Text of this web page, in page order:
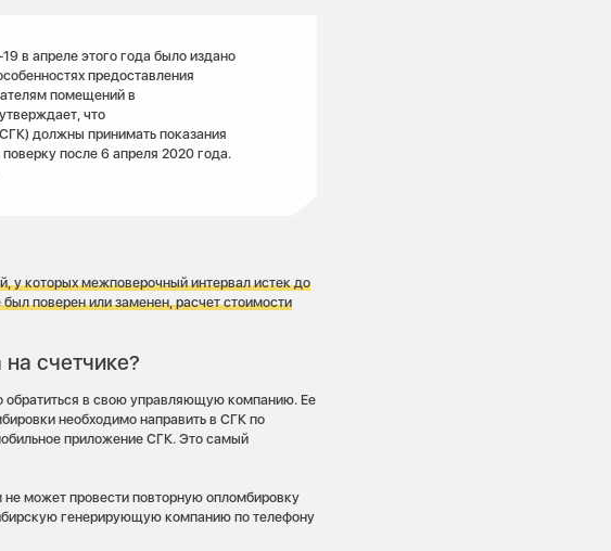
в апреле этого года было издано
предоставления
помещений в
что
должны принимать показания
после 6 апреля 2020 года.
у которых межповерочный интервал истек до
поверен или заменен, расчет стоимости
счетчике?
обратиться в свою управляющую компанию. Ее
необходимо направить в СГК по
приложение СГК. Это самый
может провести повторную опломбировку
генерирующую компанию по телефону